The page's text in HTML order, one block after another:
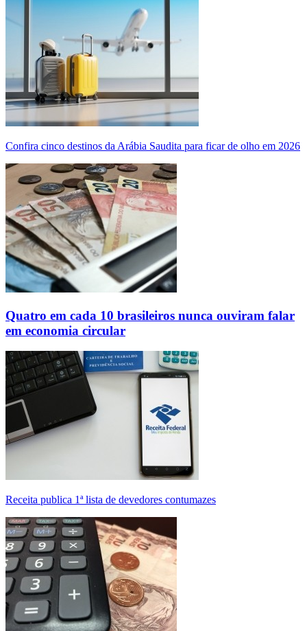
Confira cinco destinos da Arábia Saudita para ficar de olho em 2026
Quatro em cada 10 brasileiros nunca ouviram falar
em economia circular
Receita publica 1ª lista de devedores contumazes